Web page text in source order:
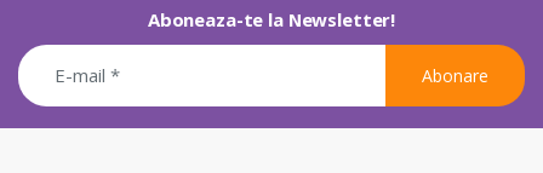
Aboneaza-te la Newsletter!
Abonare